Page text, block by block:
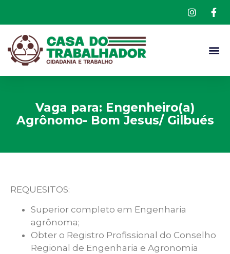
Vaga para: Engenheiro(a)
Agrônomo- Bom Jesus/ Gilbués
REQUESITOS:
Superior completo em Engenharia
agrônoma;
Obter o Registro Profissional do Conselho
Regional de Engenharia e Agronomia